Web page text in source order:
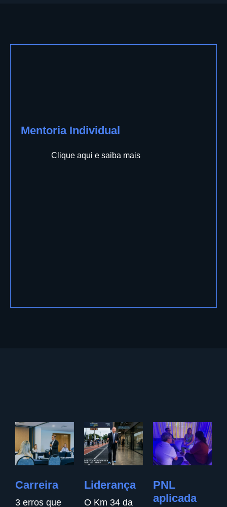
Mentoria Individual
Clique aqui e saiba mais
Carreira
3 erros que
Liderança
O Km 34 da
PNL
aplicada